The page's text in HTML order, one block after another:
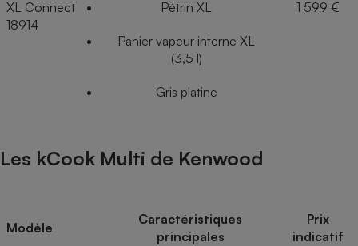
XL Connect
18914
Pétrin XL
Panier vapeur interne XL
(3,5 l)
Gris platine
1 599 €
Les kCook Multi de Kenwood
Modèle
Caractéristiques
principales
Prix
indicatif